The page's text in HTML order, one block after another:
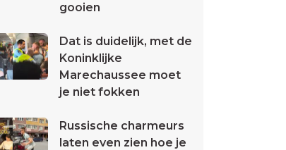
gooien
Dat is duidelijk, met de
Koninklijke
Marechaussee moet
je niet fokken
Russische charmeurs
laten even zien hoe je